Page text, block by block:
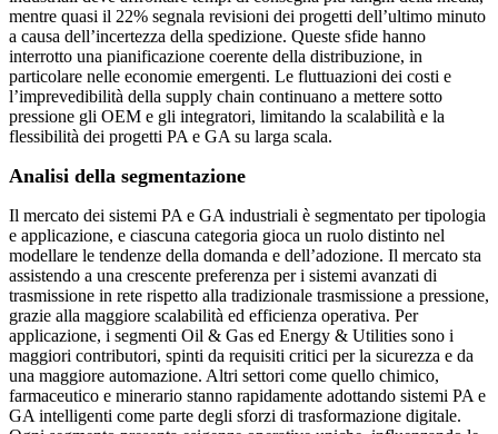
mentre quasi il 22% segnala revisioni dei progetti dell’ultimo minuto
a causa dell’incertezza della spedizione. Queste sfide hanno
interrotto una pianificazione coerente della distribuzione, in
particolare nelle economie emergenti. Le fluttuazioni dei costi e
l’imprevedibilità della supply chain continuano a mettere sotto
pressione gli OEM e gli integratori, limitando la scalabilità e la
flessibilità dei progetti PA e GA su larga scala.
Analisi della segmentazione
Il mercato dei sistemi PA e GA industriali è segmentato per tipologia
e applicazione, e ciascuna categoria gioca un ruolo distinto nel
modellare le tendenze della domanda e dell’adozione. Il mercato sta
assistendo a una crescente preferenza per i sistemi avanzati di
trasmissione in rete rispetto alla tradizionale trasmissione a pressione,
grazie alla maggiore scalabilità ed efficienza operativa. Per
applicazione, i segmenti Oil & Gas ed Energy & Utilities sono i
maggiori contributori, spinti da requisiti critici per la sicurezza e da
una maggiore automazione. Altri settori come quello chimico,
farmaceutico e minerario stanno rapidamente adottando sistemi PA e
GA intelligenti come parte degli sforzi di trasformazione digitale.